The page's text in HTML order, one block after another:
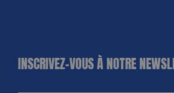
INSCRIVEZ-VOUS À NOTRE